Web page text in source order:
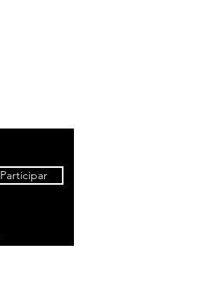
Participar